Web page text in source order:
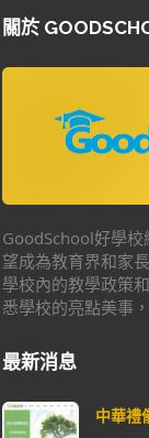
關於
GoodSchool好學
望成為教育界和家
學校內的教學政策
悉學校的亮點美事
最新消息
中華禮